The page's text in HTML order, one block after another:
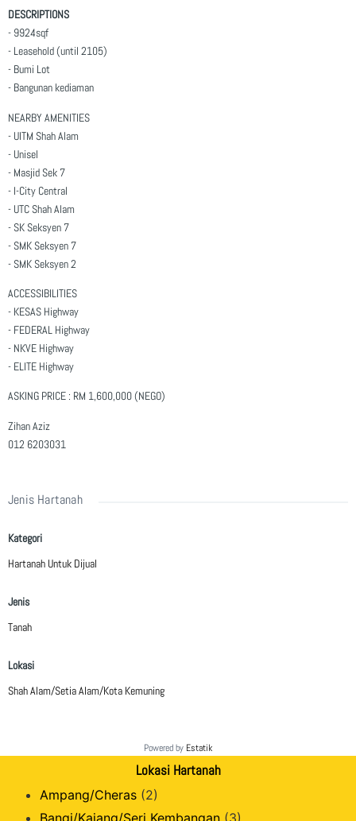
DESCRIPTIONS
- 9924sqf
- Leasehold (until 2105)
- Bumi Lot
- Bangunan kediaman
NEARBY AMENITIES
- UITM Shah Alam
- Unisel
- Masjid Sek 7
- I-City Central
- UTC Shah Alam
- SK Seksyen 7
- SMK Seksyen 7
- SMK Seksyen 2
ACCESSIBILITIES
- KESAS Highway
- FEDERAL Highway
- NKVE Highway
- ELITE Highway
ASKING PRICE : RM 1,600,000 (NEGO)
Zihan Aziz
012 6203031
Jenis Hartanah
Kategori
Hartanah Untuk Dijual
Jenis
Tanah
Lokasi
Shah Alam/Setia Alam/Kota Kemuning
Powered by Estatik
Lokasi Hartanah
Ampang/Cheras (2)
Bangi/Kajang/Seri Kembangan (3)